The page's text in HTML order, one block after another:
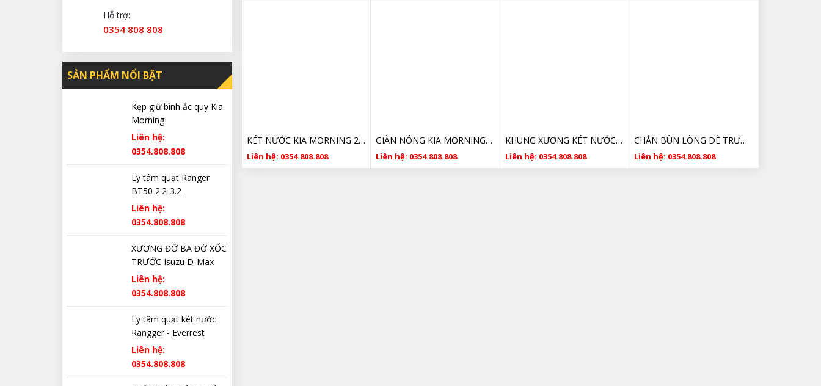
Hỗ trợ:
0354 808 808
SẢN PHẨM NỔI BẬT
Kẹp giữ bình ắc quy Kia
Morning
Liên hệ:
0354.808.808
Ly tâm quạt Ranger
BT50 2.2-3.2
Liên hệ:
0354.808.808
XƯƠNG ĐỠ BA ĐỜ XỐC
TRƯỚC Isuzu D-Max
Liên hệ:
0354.808.808
Ly tâm quạt két nước
Rangger - Everrest
Liên hệ:
0354.808.808
KÉT NƯỚC KIA MORNING 2008 2009 2010 2011 SỐ SÀN GIÁ RẺ
Liên hệ: 0354.808.808
GIÀN NÓNG KIA MORNING 2008 2009 2010 2011 SỐ SÀN GIÁ RẺ
Liên hệ: 0354.808.808
KHUNG XƯƠNG KÉT NƯỚC KIA MORNING 2008 2009 2010 2011 GIÁ RẺ
Liên hệ: 0354.808.808
CHẮN BÙN LÒNG DÈ TRƯỚC TRƯỚC KIA MORNING 2008 2009 2010 2011 GIÁ RẺ
Liên hệ: 0354.808.808